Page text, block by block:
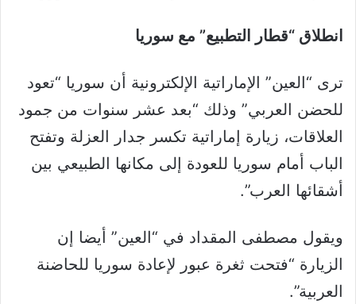
انطلاق “قطار التطبيع” مع سوريا
ترى “العين” الإماراتية الإلكترونية أن سوريا “تعود
للحضن العربي” وذلك “بعد عشر سنوات من جمود
العلاقات، زيارة إماراتية تكسر جدار العزلة وتفتح
الباب أمام سوريا للعودة إلى مكانها الطبيعي بين
أشقائها العرب”.
ويقول مصطفى المقداد في “العين” أيضا إن
الزيارة “فتحت ثغرة عبور لإعادة سوريا للحاضنة
العربية”.